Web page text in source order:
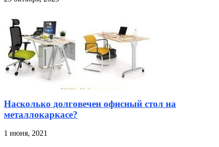
Насколько долговечен офисный стол на
металлокаркасе?
1 июня, 2021